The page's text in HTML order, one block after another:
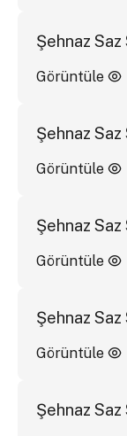
Şehnaz
Görüntüle
Şehnaz
Görüntüle
Şehnaz
Görüntüle
Şehnaz Saz
Görüntüle
Şehnaz